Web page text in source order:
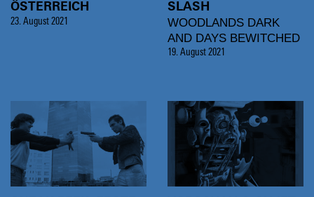
ÖSTERREICH
23. August 2021
SLASH
WOODLANDS DARK
AND DAYS BEWITCHED
19. August 2021